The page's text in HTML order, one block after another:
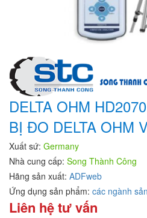
DELTA OHM
BỊ ĐO DELTA OHM
Xuất sứ: Germany
Nhà cung cấp: Song Thành Công
Hãng sản xuất: ADFweb
Ứng dụng sản phẩm: các ngành
Liên hệ tư vấn